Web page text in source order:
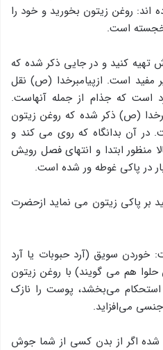
روغن زیتون بخورید و خود را
خجسته است.
تهیه كنید و در جایی ذكر شده كه
مفید است. ازپیامبرخدا (ص) نقل
است كه جذام از جمله آنهاست.
(ص) ذكر شده كه روغن زیتون
در آن بدانگاه كه روی می كند و
منظور ابتدا و انتهای فصل رویش
در پاکی غوطه ور شده است.
بر پاكی زیتون می نماید ازحضرت
سویق (آرد حبوبات یا آرد
حلوا هم می گویند) با روغن زیتون
می‌بخشد، پوست را نازك
می‌افزاید.
شده اگر از بدن كسی از شما جوش